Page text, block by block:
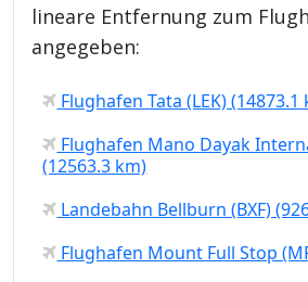
lineare Entfernung zum
angegeben:
Flughafen Tata (LEK) (14873.1
Flughafen Mano Dayak
(12563.3 km)
Landebahn Bellburn (BXF)
Flughafen Mount Full Stop